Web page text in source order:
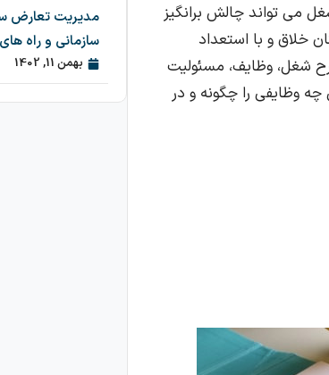
می تواند چالش برانگیز
خلاق و با استعداد
شغل، وظایف، مسئولیت
وظایفی را چگونه و در
مدیریت تعارض
سازمانی و راه
بهمن 11, 1402